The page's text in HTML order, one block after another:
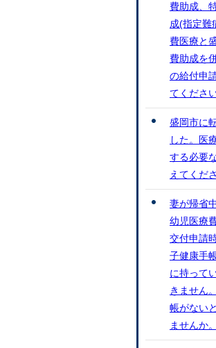
費助成、
成(指定難
費医療と
費助成を
の給付申
てください
盛岡市に
した。医
する必要
えてくだ
妻が帰省
幼児医療
交付申請
子健康手
に持って
きません
帳がない
ませんか。